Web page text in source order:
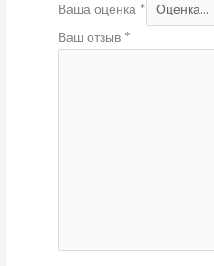
Ваша оценка *
Ваш отзыв *